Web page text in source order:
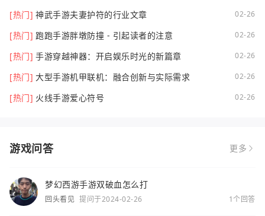
[热门] 神武手游夫妻护符的行业文章 02-26
[热门] 跑跑手游胖墩防撞 - 引起读者的注意 02-26
[热门] 手游穿越神器：开启娱乐时光的新篇章 02-26
[热门] 大型手游机甲联机：融合创新与实际需求 02-26
[热门] 火线手游爱心符号 02-26
游戏问答 更多
梦幻西游手游双破血怎么打
回头看见 提问于2024-02-26 1个回答